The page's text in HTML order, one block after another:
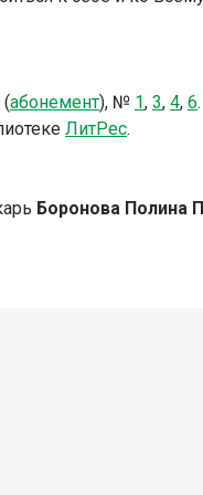
(абонемент), № 1, 3, 4, 6.
ЛитРес.
Боронова Полина